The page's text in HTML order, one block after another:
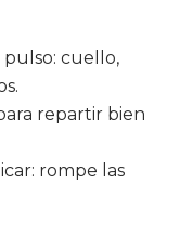
cuello,
repartir bien
rompe las